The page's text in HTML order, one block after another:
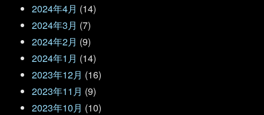
2024年4月 (14)
2024年3月 (7)
2024年2月 (9)
2024年1月 (14)
2023年12月 (16)
2023年11月 (9)
2023年10月 (10)